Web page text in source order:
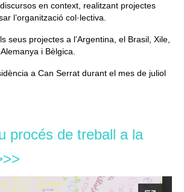
en context, realitzant projectes
l’organització col·lectiva.
seus projectes a l’Argentina, el Brasil, Xile,
i Bèlgica.
a Can Serrat durant el mes de juliol
procés de treball a la